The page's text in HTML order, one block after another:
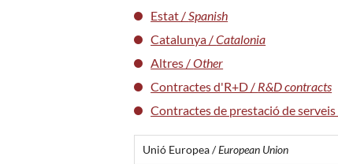
Estat / Spanish
Catalunya /Catalonia
Altres /Other
Contractes d'R+D / R&D contracts
Contractes de prestació de
Unió Europea /European Union